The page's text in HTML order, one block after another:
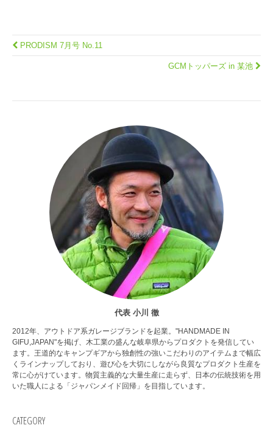
PRODISM 7月号 No.11
GCMトッパーズ in 某池
代表 小川 徹
2012年、アウトドア系ガレージブランドを起業。"HANDMADE IN
GIFU,JAPAN"を掲げ、木工業の盛んな岐阜県からプロダクトを発信してい
ます。王道的なキャンプギアから独創性の強いこだわりのアイテムまで幅広
くラインナップしており、遊び心を大切にしながら良質なプロダクト生産を
常に心がけています。物質主義的な大量生産に走らず、日本の伝統技術を用
いた職人による「ジャパンメイド回帰」を目指しています。
CATEGORY